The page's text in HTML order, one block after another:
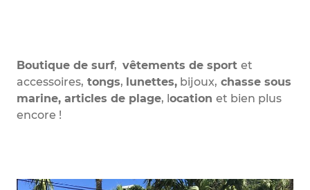
Boutique de surf, vêtements de sport et
accessoires, tongs, lunettes, bijoux, chasse sous
marine, articles de plage, location et bien plus
encore !